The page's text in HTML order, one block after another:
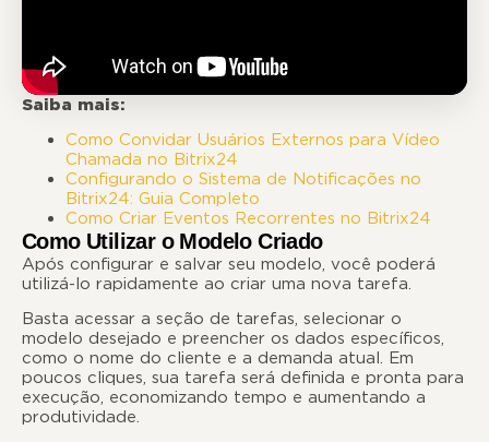
Saiba mais:
Como Convidar Usuários Externos para Vídeo
Chamada no Bitrix24
Configurando o Sistema de Notificações no
Bitrix24: Guia Completo
Como Criar Eventos Recorrentes no Bitrix24
Como Utilizar o Modelo Criado
Após configurar e salvar seu modelo, você poderá
utilizá-lo rapidamente ao criar uma nova tarefa.
Basta acessar a seção de tarefas, selecionar o
modelo desejado e preencher os dados específicos,
como o nome do cliente e a demanda atual. Em
poucos cliques, sua tarefa será definida e pronta para
execução, economizando tempo e aumentando a
produtividade.